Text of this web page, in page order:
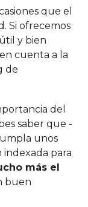
que el
Si ofrecemos
y bien
cuenta a la
de
del
saber que -
unos
para
más el
buen